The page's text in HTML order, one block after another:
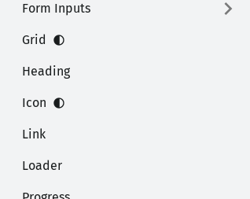
Form Inputs
Grid
Heading
Icon
Link
Loader